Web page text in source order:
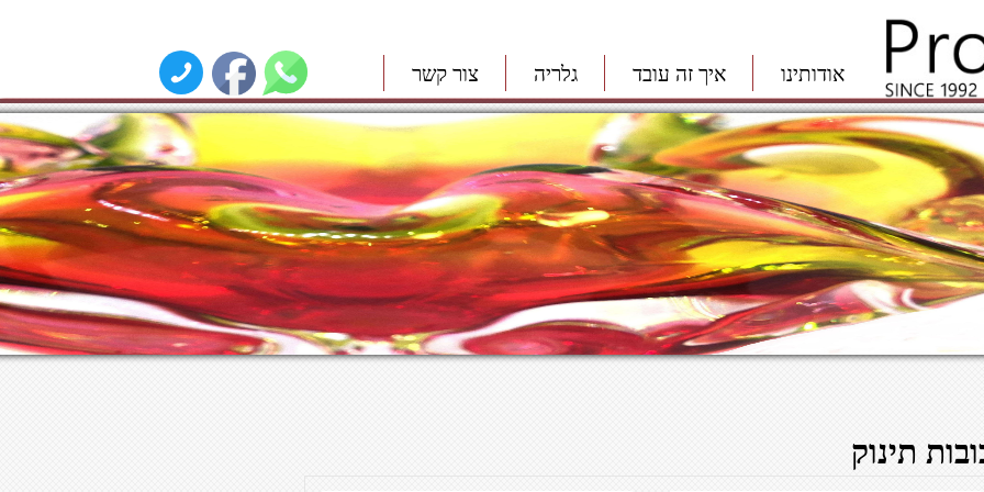
תינוק
אודותינו איך זה עובד גלריה צור קשר